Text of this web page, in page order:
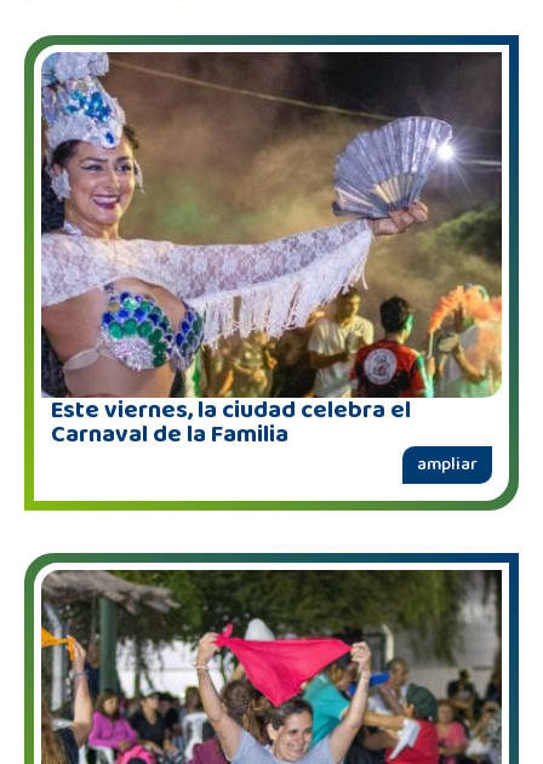
Este viernes, la ciudad celebra el
Carnaval de la Familia
ampliar